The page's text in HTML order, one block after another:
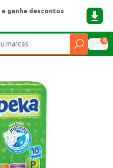
ganhe descontos
0